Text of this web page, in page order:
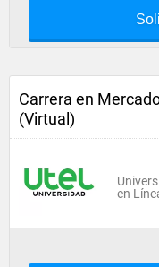
Carrera en
(Virtual)
en